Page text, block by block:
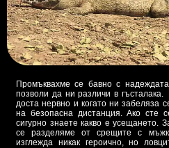
Промъквахме се бавно с
позволи да ни различи в
доста нервно и когато ни забеляза
на безопасна дистанция. Ако сте
сигурно знаете какво е усещането.
се разделяме от срещите с
изглежда никак героично, но